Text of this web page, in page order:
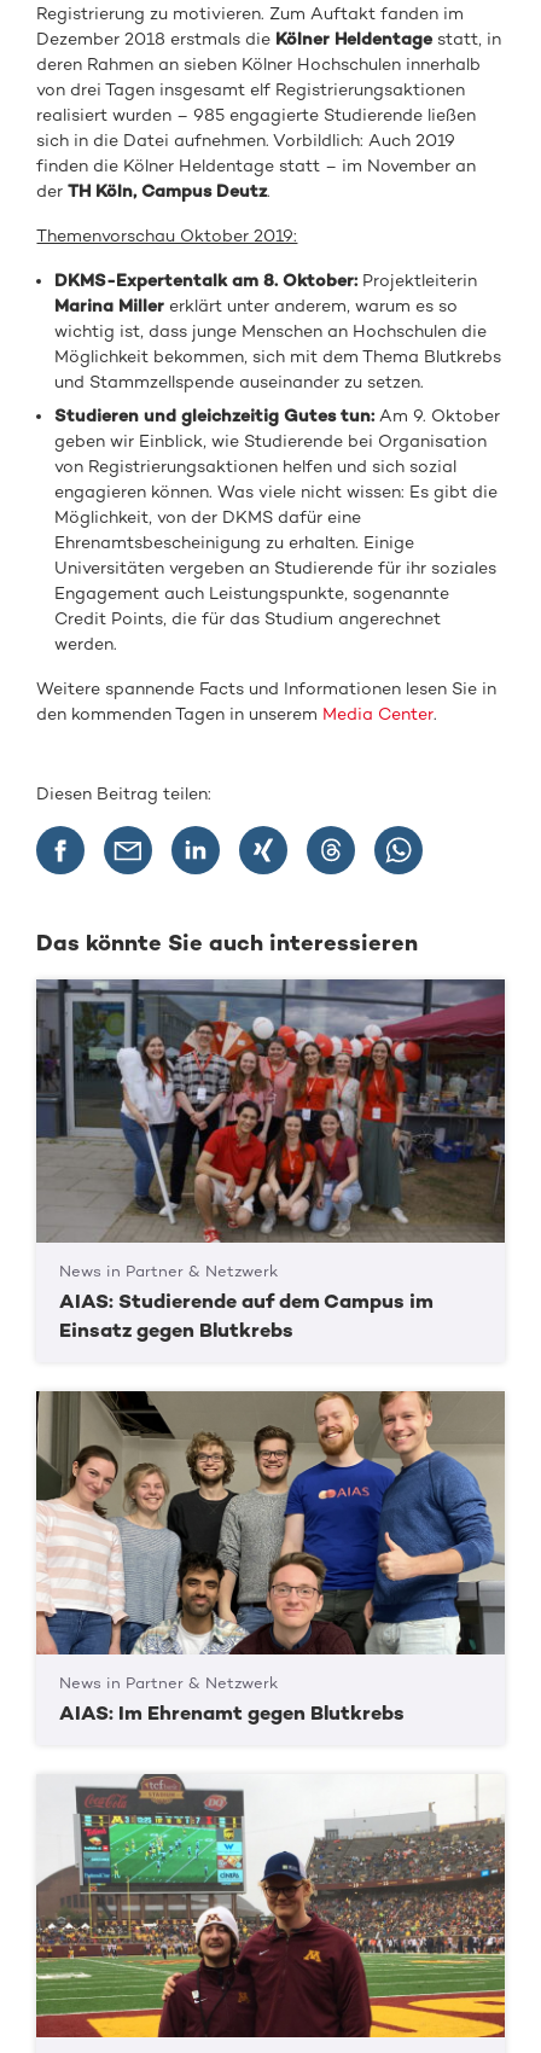
Registrierung zu motivieren. Zum Auftakt fanden im
Dezember 2018 erstmals die Kölner Heldentage statt, in
deren Rahmen an sieben Kölner Hochschulen innerhalb
von drei Tagen insgesamt elf Registrierungsaktionen
realisiert wurden – 985 engagierte Studierende ließen
sich in die Datei aufnehmen. Vorbildlich: Auch 2019
finden die Kölner Heldentage statt – im November an
derTH Köln, Campus Deutz.
Themenvorschau Oktober 2019:
DKMS-Expertentalk am 8. Oktober:Projektleiterin
Marina Millererklärt unter anderem, warum es so
wichtig ist, dass junge Menschen an Hochschulen die
Möglichkeit bekommen, sich mit dem Thema Blutkrebs
und Stammzellspende auseinander zu setzen.
Studieren und gleichzeitig Gutes tun:Am 9. Oktober
geben wir Einblick, wie Studierende bei Organisation
von Registrierungsaktionen helfen und sich sozial
engagieren können. Was viele nicht wissen: Es gibt die
Möglichkeit, von der DKMS dafür eine
Ehrenamtsbescheinigung zu erhalten. Einige
Universitäten vergeben an Studierende für ihr soziales
Engagement auch Leistungspunkte, sogenannte
Credit Points, die für das Studium angerechnet
werden.
Weitere spannende Facts und Informationen lesen Sie in
den kommenden Tagen in unserem Media Center.
Diesen Beitrag teilen:
Das könnte Sie auch interessieren
News in Partner & Netzwerk
AIAS: Studierende auf dem Campus im
Einsatz gegen Blutkrebs
News in Partner & Netzwerk
AIAS: Im Ehrenamt gegen Blutkrebs